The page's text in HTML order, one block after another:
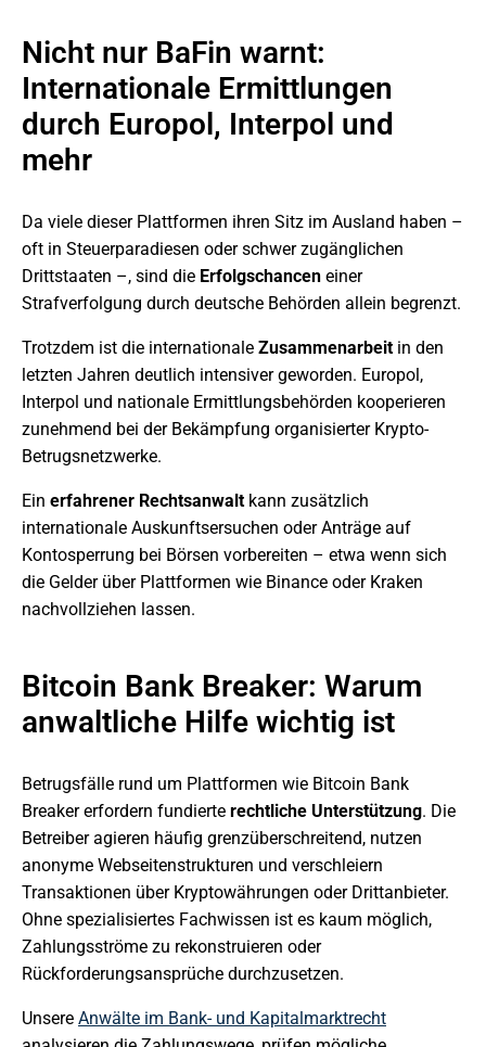
Nicht nur BaFin warnt:
Internationale Ermittlungen
durch Europol, Interpol und
mehr
Da viele dieser Plattformen ihren Sitz im Ausland haben –
oft in Steuerparadiesen oder schwer zugänglichen
Drittstaaten –, sind die Erfolgschancen einer
Strafverfolgung durch deutsche Behörden allein begrenzt.
Trotzdem ist die internationale Zusammenarbeit in den
letzten Jahren deutlich intensiver geworden. Europol,
Interpol und nationale Ermittlungsbehörden kooperieren
zunehmend bei der Bekämpfung organisierter Krypto-
Betrugsnetzwerke.
Ein erfahrener Rechtsanwalt kann zusätzlich
internationale Auskunftsersuchen oder Anträge auf
Kontosperrung bei Börsen vorbereiten – etwa wenn sich
die Gelder über Plattformen wie Binance oder Kraken
nachvollziehen lassen.
Bitcoin Bank Breaker: Warum
anwaltliche Hilfe wichtig ist
Betrugsfälle rund um Plattformen wie Bitcoin Bank
Breaker erfordern fundierte rechtliche Unterstützung. Die
Betreiber agieren häufig grenzüberschreitend, nutzen
anonyme Webseitenstrukturen und verschleiern
Transaktionen über Kryptowährungen oder Drittanbieter.
Ohne spezialisiertes Fachwissen ist es kaum möglich,
Zahlungsströme zu rekonstruieren oder
Rückforderungsansprüche durchzusetzen.
Unsere Anwälte im Bank- und Kapitalmarktrecht